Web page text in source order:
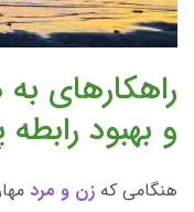
راهکارهای
و بهبود
هنگامی که زن و مرد